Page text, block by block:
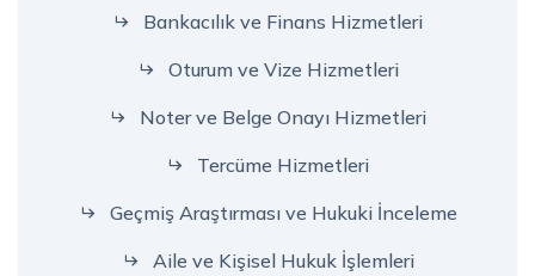
Bankacılık ve Finans Hizmetleri
Oturum ve Vize Hizmetleri
Noter ve Belge Onayı Hizmetleri
Tercüme Hizmetleri
Geçmiş Araştırması ve Hukuki İnceleme
Aile ve Kişisel Hukuk İşlemleri